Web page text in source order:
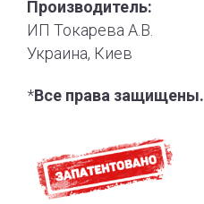
Производитель:
ИП Токарева А.В.
Украина, Киев
*Все права защищены.